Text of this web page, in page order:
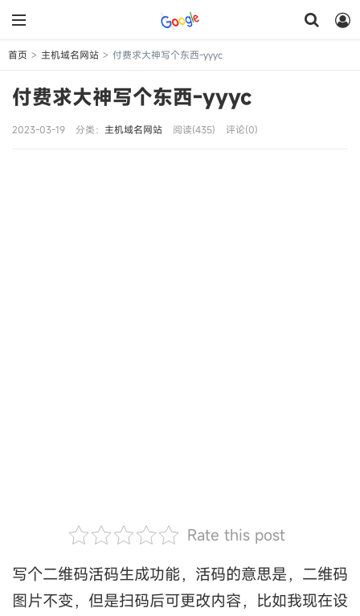
首页 > 主机域名网站 > 付费求大神写个东西-yyyc
付费求大神写个东西-yyyc
2023-03-19 分类： 主机域名网站 阅读(435) 评论(0)
Rate this post
写个二维码活码生成功能，活码的意思是，二维码
图片不变，但是扫码后可更改内容，比如我现在设